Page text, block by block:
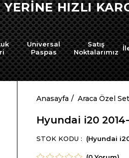
!
Universal
Paspas
Satış
Noktalarımız
Anasayfa Araca Özel Set
Hyundai i20
STOK KODU (Hyundai